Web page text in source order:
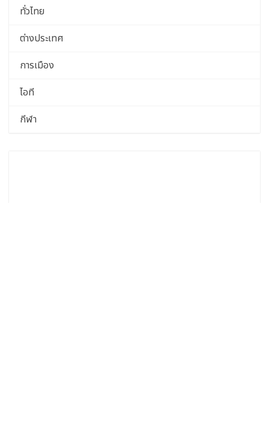
ทั่วไทย
ต่างประเทศ
การเมือง
ไอที
กีฬา